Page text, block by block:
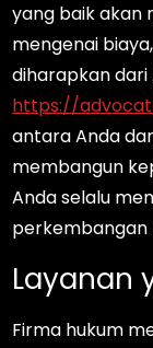
yang baik akan
mengenai
diharapkan dari
https://
antara Anda
membangun
Anda selalu
perkembangan
Layanan
Firma hukum